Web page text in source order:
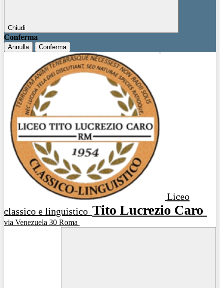
Chiudi
Conferma
Annulla Conferma
Liceo
classico e linguistico Tito Lucrezio Caro
via Venezuela 30 Roma